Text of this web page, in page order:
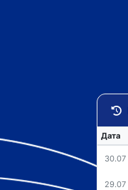
Дата
30.07
29.07